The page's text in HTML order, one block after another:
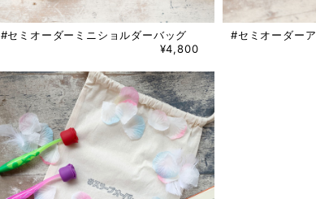
#セミオーダーミニショルダーバッグ
¥4,800
#セミオーダー